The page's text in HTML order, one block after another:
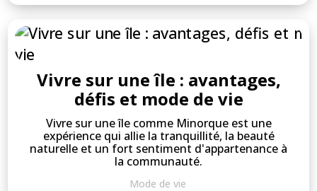
Vivre sur une île : avantages,
défis et mode de vie
Vivre sur une île comme Minorque est une
expérience qui allie la tranquillité, la beauté
naturelle et un fort sentiment d'appartenance à
la communauté.
Mode de vie